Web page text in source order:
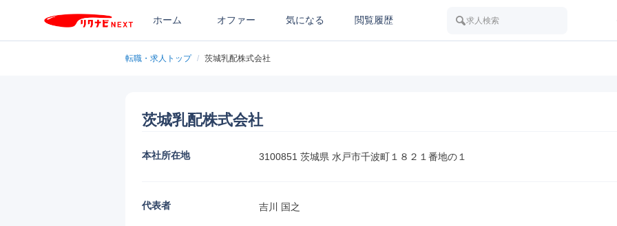
ホーム オファー 気になる 閲覧履歴 求人検索
転職・求人トップ / 茨城乳配株式会社
茨城乳配株式会社
本社所在地 3100851 茨城県 水戸市千波町１８２１番地の１
代表者 吉川 国之